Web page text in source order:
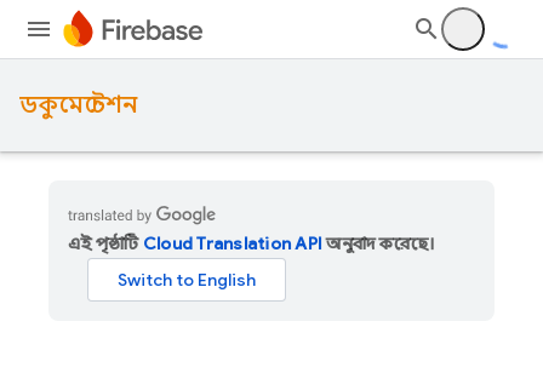
ডকুমেন্টেশন
এই পৃষ্ঠাটি Cloud Translation APIঅনুবাদ করেছে।